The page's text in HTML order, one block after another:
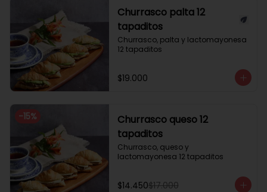
Churrasco palta 12
tapaditos
Churrasco, palta y lactomayonesa
12 tapaditos
$19.000
-15%
Churrasco queso 12
tapaditos
Churrasco, queso y
lactomayonesa 12 tapaditos
$14.450$17.000